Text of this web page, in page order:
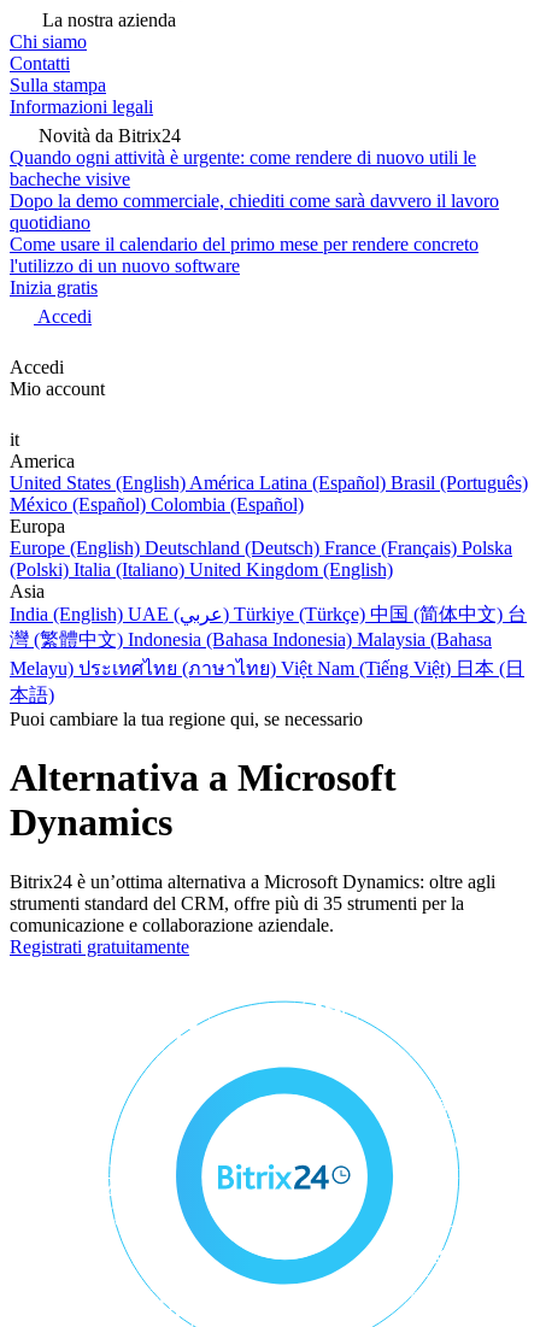
La nostra azienda
Chi siamo
Contatti
Sulla stampa
Informazioni legali
Novità da Bitrix24
Quando ogni attività è urgente: come rendere di nuovo utili le
bacheche visive
Dopo la demo commerciale, chiediti come sarà davvero il lavoro
quotidiano
Come usare il calendario del primo mese per rendere concreto
l'utilizzo di un nuovo software
Inizia gratis
Accedi
Accedi
Mio account
it
America
United States (English) América Latina (Español) Brasil (Português)
México (Español) Colombia (Español)
Europa
Europe (English) Deutschland (Deutsch) France (Français) Polska
(Polski) Italia (Italiano) United Kingdom (English)
Asia
India (English)
UAE (عربي) Türkiye (Türkçe) 中国 (简体中文) 台
灣 (繁體中文) Indonesia (Bahasa Indonesia) Malaysia (Bahasa
Melayu) ประเทศไทย (ภาษาไทย) Việt Nam (Tiếng Việt) 日本 (日
本語)
Puoi cambiare la tua regione qui, se necessario
Alternativa a Microsoft
Dynamics
Bitrix24 è un’ottima alternativa a Microsoft Dynamics: oltre agli
strumenti standard del CRM, offre più di 35 strumenti per la
comunicazione e collaborazione aziendale.
Registrati gratuitamente